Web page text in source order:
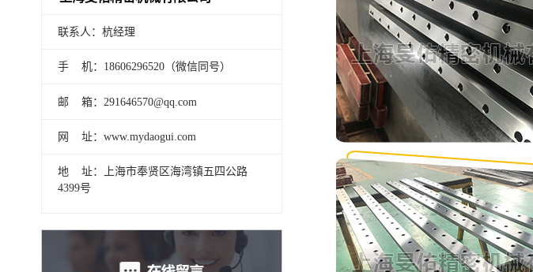
联系人：杭经理
手 机：18606296520（微信同号）
邮 箱：291646570@qq.com
网 址：www.mydaogui.com
地 址：上海市奉贤区海湾镇五四公路
4399号